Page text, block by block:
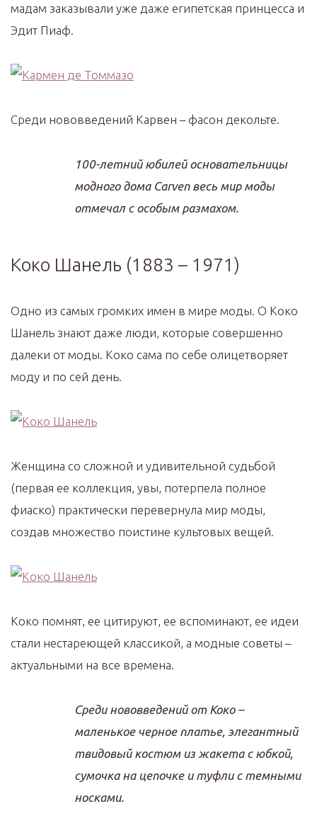
мадам заказывали уже даже египетская принцесса и
Эдит Пиаф.
Среди нововведений Карвен – фасон декольте.
100-летний юбилей основательницы
модного дома Carven весь мир моды
отмечал с особым размахом.
Коко Шанель (1883 – 1971)
Одно из самых громких имен в мире моды. О Коко
Шанель знают даже люди, которые совершенно
далеки от моды. Коко сама по себе олицетворяет
моду и по сей день.
Женщина со сложной и удивительной судьбой
(первая ее коллекция, увы, потерпела полное
фиаско) практически перевернула мир моды,
создав множество поистине культовых вещей.
Коко помнят, ее цитируют, ее вспоминают, ее идеи
стали нестареющей классикой, а модные советы –
актуальными на все времена.
Среди нововведений от Коко –
маленькое черное платье, элегантный
твидовый костюм из жакета с юбкой,
сумочка на цепочке и туфли с темными
носками.